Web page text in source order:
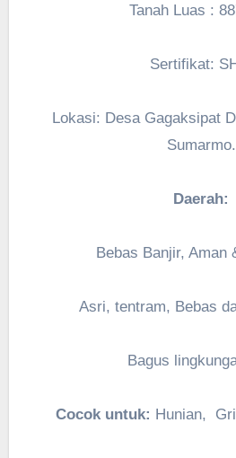
Tanah Luas :
Sertifikat:
Lokasi: Desa Gagaksipat
Sumarmo.
Daerah:
Bebas Banjir, Aman
Asri, tentram, Bebas
Bagus
Cocok untuk: Hunian,